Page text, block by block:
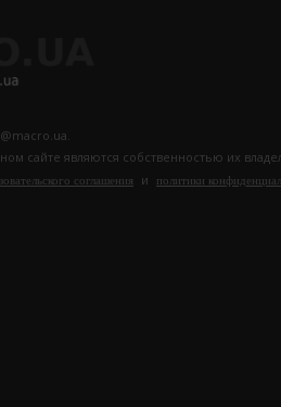
сайте являются собственностью их
соглашения и политики